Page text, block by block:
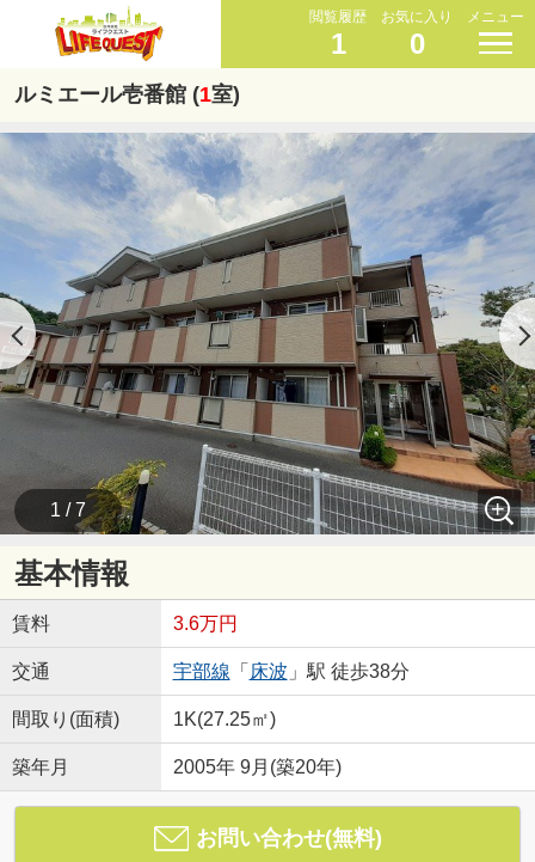
閲覧履歴
1
お気に入り
0
メニュー
ルミエール壱番館 (1室)
1 / 7
基本情報
賃料 3.6万円
交通 宇部線 「 床波 」駅 徒歩38分
間取り(面積) 1K(27.25㎡)
築年月 2005年 9月(築20年)
お問い合わせ(無料)